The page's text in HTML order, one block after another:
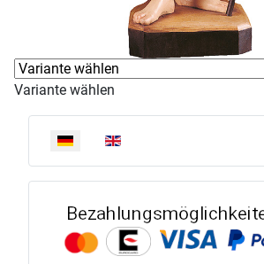
Sprache auswählen
Variante wählen